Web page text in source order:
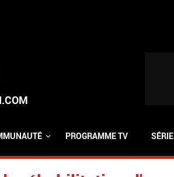
PROGRAMME TV